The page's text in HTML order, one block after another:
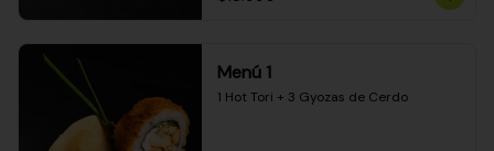
Menú 1
1 Hot Tori + 3 Gyozas de Cerdo